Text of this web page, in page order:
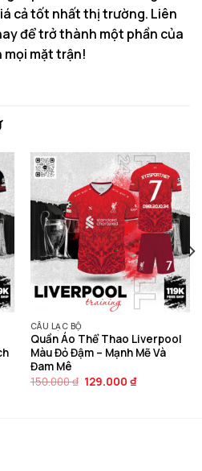
cả tốt nhất thị trường. Liên
để trở thành một phần của
mọi mặt trận!
CÂU LẠC BỘ
Quần Áo Thể Thao Liverpool
Màu Đỏ Đậm – Mạnh Mẽ Và
Đam Mê
150.000₫ Giá
129.000 ₫Giá